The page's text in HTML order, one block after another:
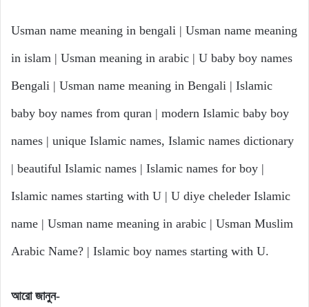
Usman name meaning in bengali | Usman name meaning
in islam | Usman meaning in arabic | U baby boy names
Bengali | Usman name meaning in Bengali | Islamic
baby boy names from quran | modern Islamic baby boy
names | unique Islamic names, Islamic names dictionary
| beautiful Islamic names | Islamic names for boy |
Islamic names starting with U | U diye cheleder Islamic
name | Usman name meaning in arabic | Usman Muslim
Arabic Name? | Islamic boy names starting with U.
আরোজানুন-